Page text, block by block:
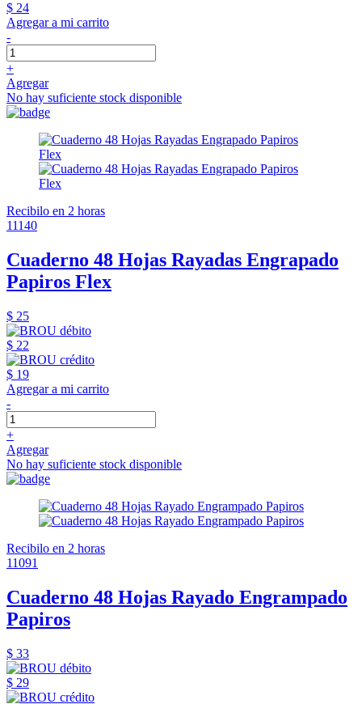
$ 24
Agregar a mi carrito
-
+
Agregar
No hay suficiente stock disponible
Recibilo en 2 horas
11140
Cuaderno 48 Hojas Rayadas Engrapado
Papiros Flex
$ 25
$ 22
$ 19
Agregar a mi carrito
-
+
Agregar
No hay suficiente stock disponible
Recibilo en 2 horas
11091
Cuaderno 48 Hojas Rayado Engrampado
Papiros
$ 33
$ 29